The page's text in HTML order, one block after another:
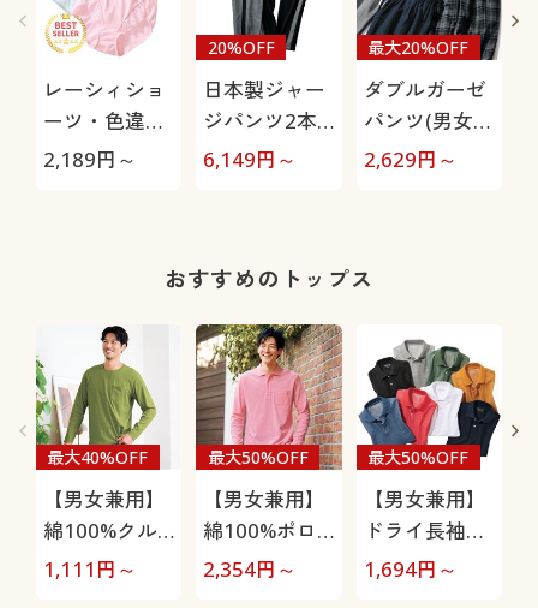
レーシィショ
ーツ・色違い
3枚組(綿
2,189円～
日本製ジャー
ジパンツ2本
組(吸汗速乾)
20%OFF
6,149円～
ダブルガーゼ
パンツ(男女兼
用)
最大20%OFF
2,629円～
おすすめのトップス
【男女兼用】
綿100%クル
ーネックTシ
最大40%OFF
1,111 円～
【男女兼用】
綿100%ポロ
シャツ(長袖)
最大50%OFF
2,354円～
【男女兼用】
ドライ長袖ポ
ロシャツ/吸
最大50%OFF
1,694円～